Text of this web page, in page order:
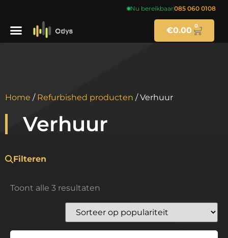
Nu bereikbaar085 060 0108
€0.00 0
Home / Refurbished producten / Verhuur
Verhuur
Filteren
Toont alle 3 resultaten